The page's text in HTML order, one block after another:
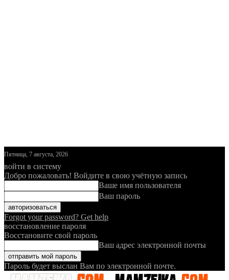
Пятница, 7 августа, 2026
войти в систему
Добро пожаловать! Войдите в свою учётную запись
Ваше имя пользователя
Ваш пароль
Forgot your password? Get help
восстановление пароля
Восстановите свой пароль
Ваш адрес электронной почты
Пароль будет выслан Вам по электронной почте.